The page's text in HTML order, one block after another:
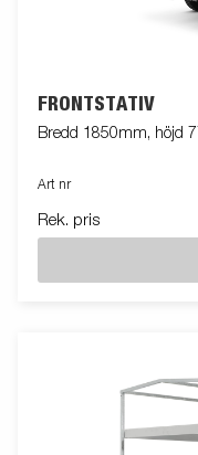
FRONTSTATIV
Bredd 1850mm, höjd
Art nr
Rek. pris